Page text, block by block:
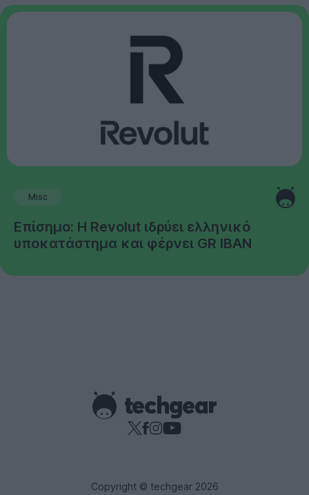
Misc
Επίσημο: Η Revolut ιδρύει ελληνικό
υποκατάστημα και φέρνει GR IBAN
Copyright © techgear 2026